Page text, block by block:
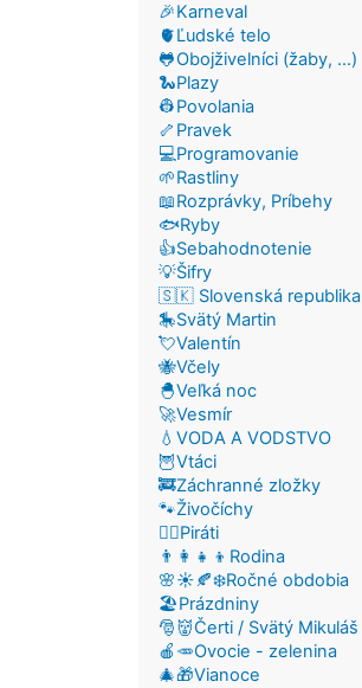
🎉Karneval
🫀Ľudské telo
🐸Obojživelníci (žaby, ...)
🐍Plazy
👷Povolania
🦴Pravek
💻Programovanie
🌱Rastliny
📖Rozprávky, Príbehy
🐟Ryby
👍Sebahodnotenie
💡Šifry
🇸🇰 Slovenská republika
🎠Svätý Martin
💘Valentín
🐝Včely
🐣Veľká noc
🚀Vesmír
💧VODA A VODSTVO
🦉Vtáci
🚒Záchranné zložky
🐾Živočíchy
🏴‍☠️Piráti
👨‍👩‍👧‍👦Rodina
🌸☀️🍂❄️Ročné obdobia
🏖️Prázdniny
🎅👹Čerti / Svätý Mikuláš
🍎🥕Ovocie - zelenina
🎄🎁Vianoce